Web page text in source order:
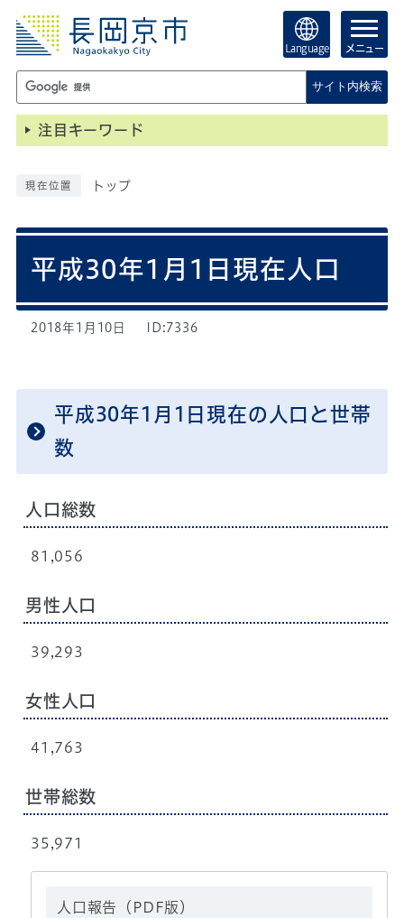
Language メニュー
サイト内検索
注目キーワード
現在位置 トップ
平成30年1月1日現在人口
2018年1月10日 ID:7336
平成30年1月1日現在の人口と世帯
数
人口総数
81,056
男性人口
39,293
女性人口
41,763
世帯総数
35,971
人口報告（PDF版）